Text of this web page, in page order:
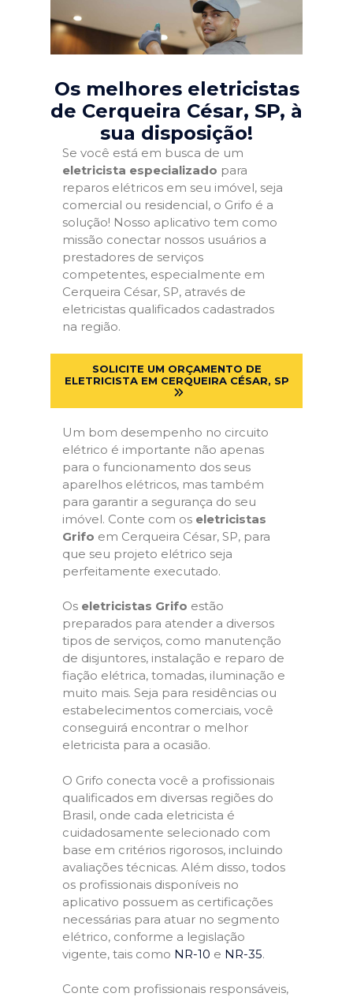
Os melhores eletricistas
de Cerqueira César, SP, à
sua disposição!
Se você está em busca de um
eletricista especializado para
reparos elétricos em seu imóvel, seja
comercial ou residencial, o Grifo é a
solução! Nosso aplicativo tem como
missão conectar nossos usuários a
prestadores de serviços
competentes, especialmente em
Cerqueira César, SP, através de
eletricistas qualificados cadastrados
na região.
SOLICITE UM ORÇAMENTO DE
ELETRICISTA EM CERQUEIRA CÉSAR, SP
Um bom desempenho no circuito
elétrico é importante não apenas
para o funcionamento dos seus
aparelhos elétricos, mas também
para garantir a segurança do seu
imóvel. Conte com os eletricistas
Grifo em Cerqueira César, SP, para
que seu projeto elétrico seja
perfeitamente executado.
Os eletricistas Grifo estão
preparados para atender a diversos
tipos de serviços, como manutenção
de disjuntores, instalação e reparo de
fiação elétrica, tomadas, iluminação e
muito mais. Seja para residências ou
estabelecimentos comerciais, você
conseguirá encontrar o melhor
eletricista para a ocasião.
O Grifo conecta você a profissionais
qualificados em diversas regiões do
Brasil, onde cada eletricista é
cuidadosamente selecionado com
base em critérios rigorosos, incluindo
avaliações técnicas. Além disso, todos
os profissionais disponíveis no
aplicativo possuem as certificações
necessárias para atuar no segmento
elétrico, conforme a legislação
vigente, tais como NR-10 e NR-35.
Conte com profissionais responsáveis,